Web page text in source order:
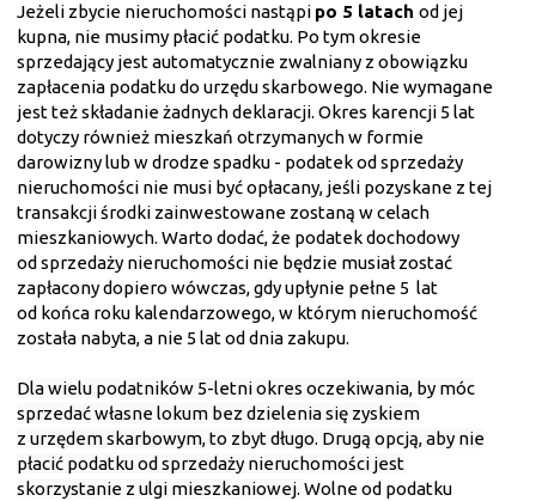
Jeżeli zbycie nieruchomości nastąpi po 5 latach od jej
kupna, nie musimy płacić podatku. Po tym okresie
sprzedający jest automatycznie zwalniany z obowiązku
zapłacenia podatku do urzędu skarbowego. Nie wymagane
jest też składanie żadnych deklaracji. Okres karencji 5 lat
dotyczy również mieszkań otrzymanych w formie
darowizny lub w drodze spadku - podatek od sprzedaży
nieruchomości nie musi być opłacany, jeśli pozyskane z tej
transakcji środki zainwestowane zostaną w celach
mieszkaniowych. Warto dodać, że podatek dochodowy
od sprzedaży nieruchomości nie będzie musiał zostać
zapłacony dopiero wówczas, gdy upłynie pełne 5 lat
od końca roku kalendarzowego, w którym nieruchomość
została nabyta, a nie 5 lat od dnia zakupu.
Dla wielu podatników 5-letni okres oczekiwania, by móc
sprzedać własne lokum bez dzielenia się zyskiem
z urzędem skarbowym, to zbyt długo. Drugą opcją, aby nie
płacić podatku od sprzedaży nieruchomości jest
skorzystanie z ulgi mieszkaniowej. Wolne od podatku